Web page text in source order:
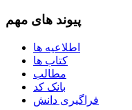
پیوند های مهم
اطلاعیه ها
کتاب ها
مطالب
بانک کد
فراگیری دانش